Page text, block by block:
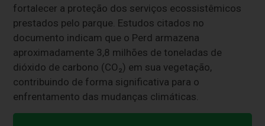
fortalecer a proteção dos serviços ecossistêmicos
prestados pelo parque. Estudos citados no
documento indicam que o Perd armazena
aproximadamente 3,8 milhões de toneladas de
dióxido de carbono (CO₂) em sua vegetação,
contribuindo de forma significativa para o
enfrentamento das mudanças climáticas.